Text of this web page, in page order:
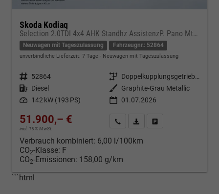
Skoda Kodiaq
Selection 2.0TDI 4x4 AHK Standhz AssistenzP. Pano MtrxLED PerformanceP. Nav
Neuwagen mit Tageszulassung Fahrzeugnr.: 52864
unverbindliche Lieferzeit: 7 Tage Neuwagen mit Tageszulassung
Fahrzeugnr. 52864 Getriebe
Doppelkupplungsgetriebe (DSG)
Kraftstoff Diesel Außenfarbe
Graphite-Grau Metallic
Leistung 142 kW (193 PS) 01.07.2026
51.900,– €
incl. 19% MwSt.
Kontakt & Angebot anfordern
PDF-Datei, Fahrzeugexposé
Verbrauch kombiniert: 6,00 l/100km
CO2-Klasse: F
CO2-Emissionen: 158,00 g/km
```html